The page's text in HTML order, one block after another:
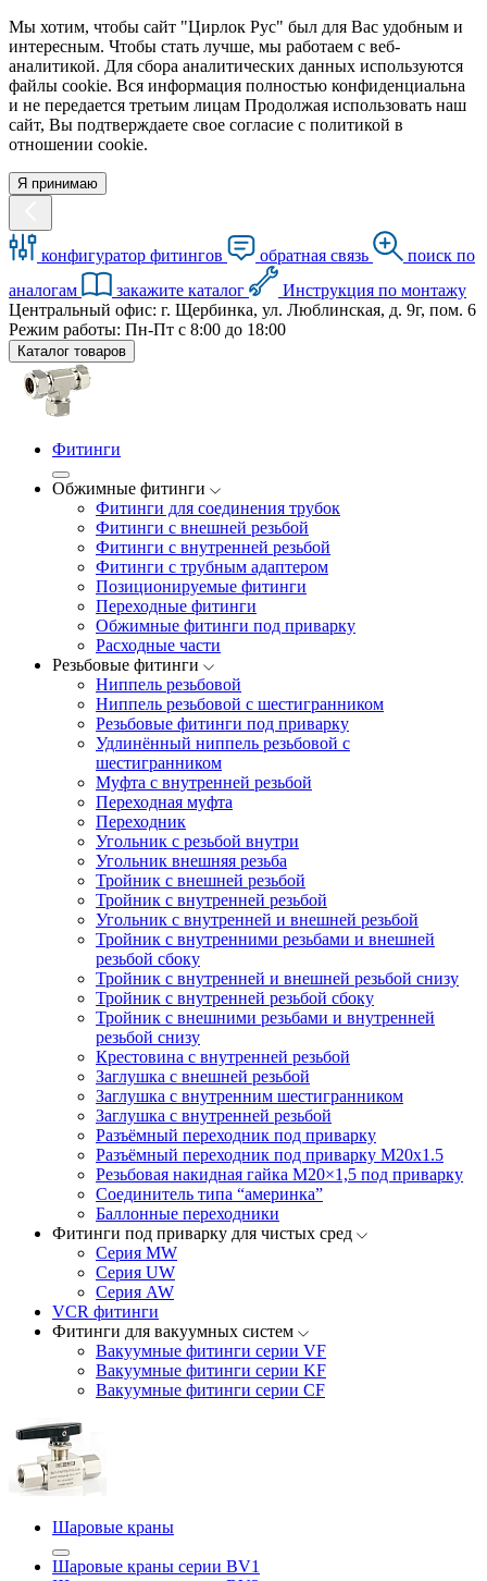
Мы хотим, чтобы сайт "Цирлок Рус" был для Вас удобным и
интересным. Чтобы стать лучше, мы работаем с веб-
аналитикой. Для сбора аналитических данных используются
файлы cookie. Вся информация полностью конфиденциальна
и не передается третьим лицам Продолжая использовать наш
сайт, Вы подтверждаете свое согласие с политикой в
отношении cookie.
Я принимаю
конфигуратор фитингов обратная связь
поиск по
аналогам
закажите каталог
Инструкция по монтажу
Центральный офис: г. Щербинка, ул. Люблинская, д. 9г, пом. 6
Режим работы: Пн-Пт с 8:00 до 18:00
Каталог товаров
Фитинги
Обжимные фитинги
Фитинги для соединения трубок
Фитинги с внешней резьбой
Фитинги с внутренней резьбой
Фитинги с трубным адаптером
Позиционируемые фитинги
Переходные фитинги
Обжимные фитинги под приварку
Расходные части
Резьбовые фитинги
Ниппель резьбовой
Ниппель резьбовой с шестигранником
Резьбовые фитинги под приварку
Удлинённый ниппель резьбовой с
шестигранником
Муфта с внутренней резьбой
Переходная муфта
Переходник
Угольник с резьбой внутри
Угольник внешняя резьба
Тройник с внешней резьбой
Тройник с внутренней резьбой
Угольник с внутренней и внешней резьбой
Тройник с внутренними резьбами и внешней
резьбой сбоку
Тройник с внутренней и внешней резьбой снизу
Тройник с внутренней резьбой сбоку
Тройник с внешними резьбами и внутренней
резьбой снизу
Крестовина с внутренней резьбой
Заглушка с внешней резьбой
Заглушка с внутренним шестигранником
Заглушка с внутренней резьбой
Разъёмный переходник под приварку
Разъёмный переходник под приварку М20х1.5
Резьбовая накидная гайка M20×1,5 под приварку
Соединитель типа “америнка”
Баллонные переходники
Фитинги под приварку для чистых сред
Серия MW
Серия UW
Серия AW
VCR фитинги
Фитинги для вакуумных систем
Вакуумные фитинги серии VF
Вакуумные фитинги серии KF
Вакуумные фитинги серии CF
Шаровые краны
Шаровые краны серии BV1